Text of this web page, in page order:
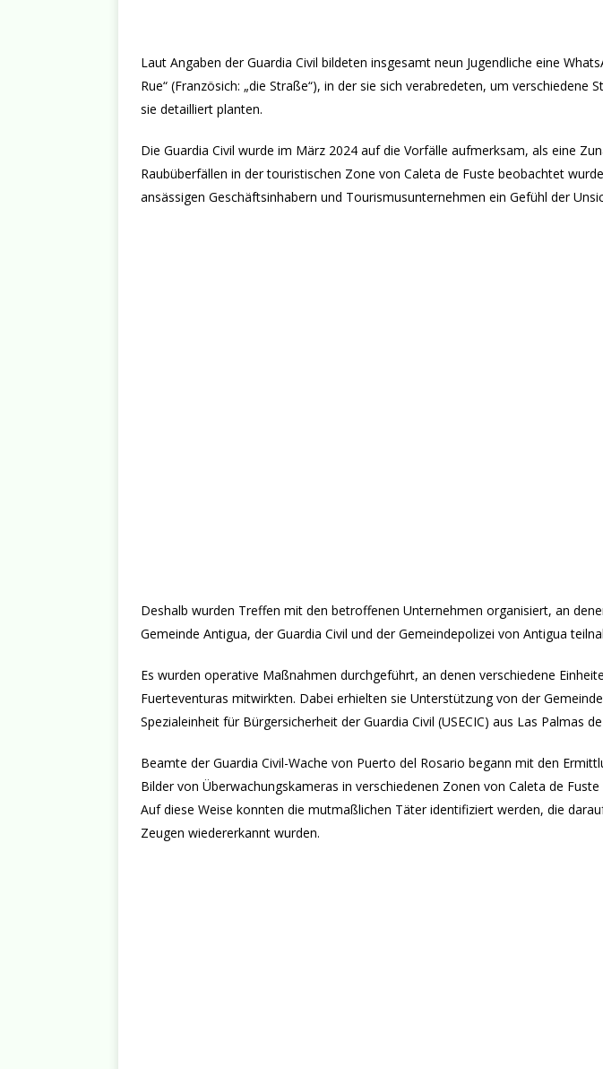
Laut Angaben der Guardia Civil bildeten insgesamt neun Jugendliche eine
Rue“ (Französich: „die Straße“), in der sie sich verabredeten, um verschiedene
sie detailliert planten.
Die Guardia Civil wurde im März 2024 auf die Vorfälle aufmerksam, als eine
Raubüberfällen in der touristischen Zone von Caleta de Fuste beobachtet
ansässigen Geschäftsinhabern und Tourismusunternehmen ein Gefühl der
Deshalb wurden Treffen mit den betroffenen Unternehmen organisiert, an
Gemeinde Antigua, der Guardia Civil und der Gemeindepolizei von Antigua
Es wurden operative Maßnahmen durchgeführt, an denen verschiedene
Fuerteventuras mitwirkten. Dabei erhielten sie Unterstützung von der
Spezialeinheit für Bürgersicherheit der Guardia Civil (USECIC) aus Las Palmas de
Beamte der Guardia Civil-Wache von Puerto del Rosario begann mit den
Bilder von Überwachungskameras in verschiedenen Zonen von Caleta de
Auf diese Weise konnten die mutmaßlichen Täter identifiziert werden, die
Zeugen wiedererkannt wurden.